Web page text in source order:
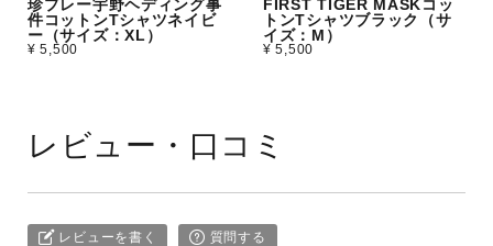
珍プレー宇野ヘディング事
件コットンTシャツネイビ
ー（サイズ：XL）
¥ 5,500
FIRST TIGER MASKコッ
トンTシャツブラック（サ
イズ：M）
¥ 5,500
レビュー・口コミ
レビューを書く 質問する